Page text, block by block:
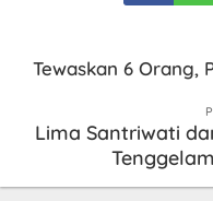
Tewaskan 6 Orang,
Lima Santriwati